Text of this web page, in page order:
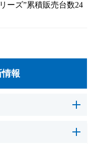
ーズ”累積販売台数24
報